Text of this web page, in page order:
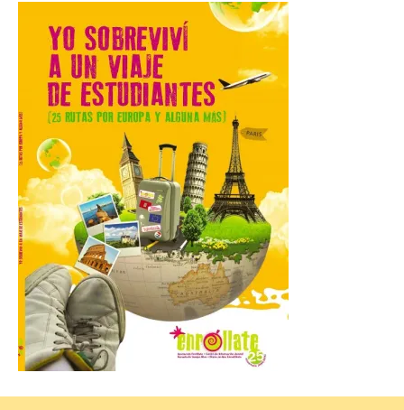
Gijón. El Recinto Ferial Luis Adaro de
Gijón/Xixón acoge […]
La Comarca de las Cinco
Villas, un lugar ideal para
ver el eclipse solar
9 Ago 2026
El próximo 12 de agosto
se producirá el fenómeno
natural excepcional que
podrá verse en muchos
puntos de la comarca,
pero hay que recordar que la observación
debe hacerse siguiendo las pautas de
seguridad recomendadas. La Comarca de
Cinco Villas […]